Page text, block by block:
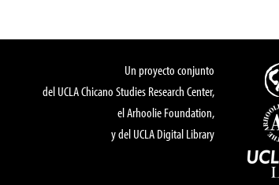
Un proyecto conjunto
del UCLA Chicano Studies Research Center,
el Arhoolie Foundation,
y del UCLA Digital Library